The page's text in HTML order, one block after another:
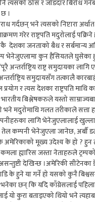
त्यसको ठोस र जोडदार बिरोध
।
भने त्यसको निप्टारा
गरेर राष्ट्रपति मदुरोलाई
देशका जनताको बैध र सर्बमान्य
भेनेजुएलामा कुन हैसियतले
राष्ट्र समुदायका
समुदायसँग तत्कालै
र त्यस देशका राष्ट्रपति माथि
बिश्लेषकरुले यस्तो
मदुरोमाथि गलत तरीकाले सत्ता
लागि भेनेजुएलालाई खुल्ला
कम्पनी भेनेजुएला जानेछ, अर्बौं
अमेरिकाको मूख्य उदेश्य के हो ?
कमला ह्यारिस जस्ता नेताहरुले
देखिन्छ ।अमेरिकी
के हुने या गर्ने हो यसको कुनै
छन् कि यदि काँग्रेसलाई
कुरा बताइएको थियो भने